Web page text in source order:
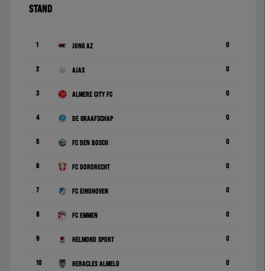
STAND
1 Jong AZ 0
2 Ajax 0
3 Almere City FC 0
4 De Graafschap 0
5 FC Den Bosch 0
6 FC Dordrecht 0
7 FC Eindhoven 0
8 FC Emmen 0
9 Helmond Sport 0
10 Heracles Almelo 0